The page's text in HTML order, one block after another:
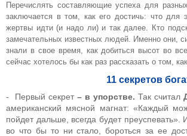
Перечислять составляющие успеха для
заключается в том, как его достичь: что для
жертвы идти (и надо ли) и так далее. Кто
замечательных известных людей. Именно они,
знали в свое время, как добиться высот во
сейчас хотелось бы как раз рассказать о том,
11 секретов
- Первый секрет– в упорстве. Так считал
американский мясной магнат: «Каждый
пойдет дальше, всегда будет преуспевать».
во что бы то ни стало, бороться за ее